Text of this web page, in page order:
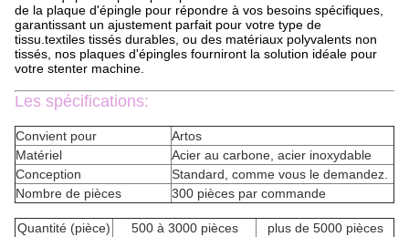
de la plaque d'épingle pour répondre à vos besoins spécifiques,
garantissant un ajustement parfait pour votre type de
tissu.textiles tissés durables, ou des matériaux polyvalents non
tissés, nos plaques d'épingles fourniront la solution idéale pour
votre stenter machine.
Les spécifications:
Convient pour
Artos
Matériel
Acier au carbone, acier inoxydable
Conception
Standard, comme vous le demandez.
Nombre de pièces
300 pièces par commande
Quantité (pièce) 500 à 3000 pièces
plus de 5000 pièces